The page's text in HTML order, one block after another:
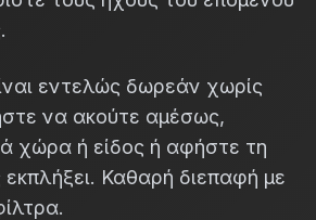
εντελώς δωρεάν χωρίς
να ακούτε αμέσως,
χώρα ή είδος ή αφήστε τη
Καθαρή διεπαφή με